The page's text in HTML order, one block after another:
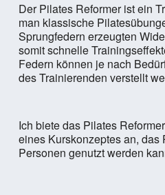
Der Pilates Reformer ist ein
man klassische
Sprungfedern erzeugten
somit schnelle
Federn können je nach
des Trainierenden verstellt
Ich biete das Pilates
eines Kurskonzeptes an, das
Personen genutzt werden